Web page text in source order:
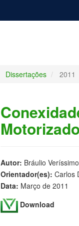
Dissertações 2011
Autor: Bráulio
Orientador(es): Carlos
Data: Março de 2011
Download